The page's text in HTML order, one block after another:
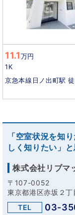
11.1万円
1K
京急本線日ノ出町駅
「空室状況を知
しく知りたい」
株式会社リブマ
〒107-0052
東京都港区赤坂２
TEL
03-